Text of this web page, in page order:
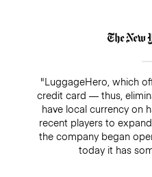
"LuggageHero, which
credit card — thus,
have local currency on
recent players to
the company began
today it has